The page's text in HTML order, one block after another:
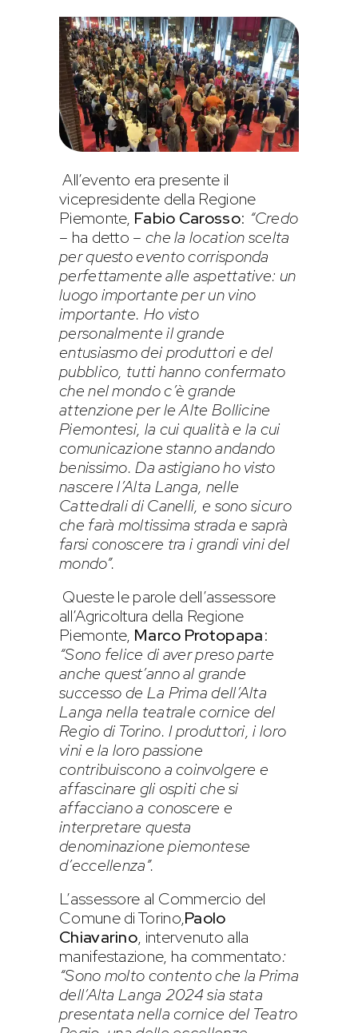
All’evento era presente il
vicepresidente della Regione
Piemonte, Fabio Carosso: “Credo
– ha detto – che la location scelta
per questo evento corrisponda
perfettamente alle aspettative: un
luogo importante per un vino
importante. Ho visto
personalmente il grande
entusiasmo dei produttori e del
pubblico, tutti hanno confermato
che nel mondo c’è grande
attenzione per le Alte Bollicine
Piemontesi, la cui qualità e la cui
comunicazione stanno andando
benissimo. Da astigiano ho visto
nascere l’Alta Langa, nelle
Cattedrali di Canelli, e sono sicuro
che farà moltissima strada e saprà
farsi conoscere tra i grandi vini del
mondo”.
Queste le parole dell’assessore
all’Agricoltura della Regione
Piemonte, Marco Protopapa:
“Sono felice di aver preso parte
anche quest’anno al grande
successo de La Prima dell’Alta
Langa nella teatrale cornice del
Regio di Torino. I produttori, i loro
vini e la loro passione
contribuiscono a coinvolgere e
affascinare gli ospiti che si
affacciano a conoscere e
interpretare questa
denominazione piemontese
d’eccellenza”.
L’assessore al Commercio del
Comune di Torino,Paolo
Chiavarino, intervenuto alla
manifestazione, ha commentato:
“Sono molto contento che la Prima
dell’Alta Langa 2024 sia stata
presentata nella cornice del Teatro